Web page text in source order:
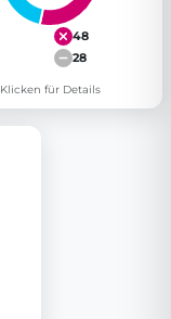
48
28
Klicken für Details